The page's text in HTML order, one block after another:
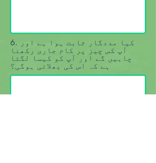
6. کیا مددگار ثابت ہوا ہے اور
آپ کس چیز پر کام جاری رکھنا
چاہیں گے اور آپ کو کیسا لگتا
ہے کہ اس کی بھلائی ہوگی؟